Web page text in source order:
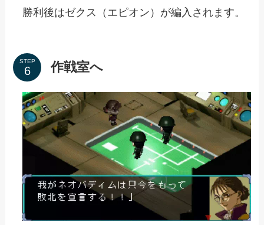
勝利後はゼクス（エピオン）が編入されます。
STEP 作戦室へ